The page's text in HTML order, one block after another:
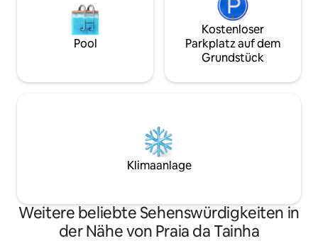
Pool
Kostenloser
Parkplatz auf dem
Grundstück
Klimaanlage
Weitere beliebte Sehenswürdigkeiten in
der Nähe von Praia da Tainha